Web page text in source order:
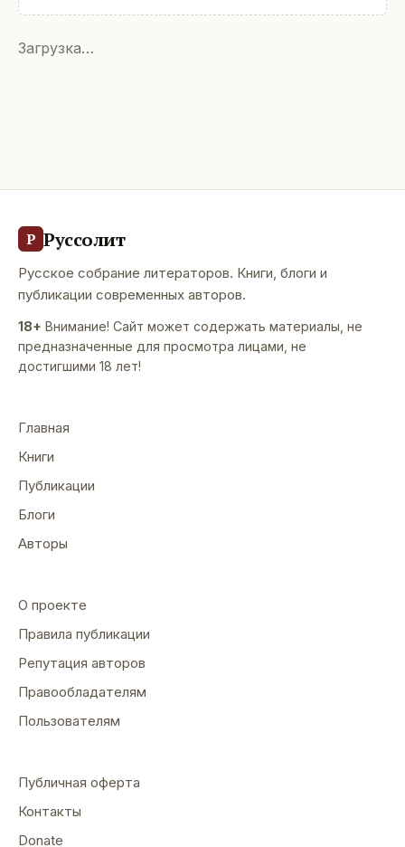
Загрузка…
Р Руссолит
Русское собрание литераторов. Книги, блоги и
публикации современных авторов.
18+ Внимание! Сайт может содержать материалы, не
предназначенные для просмотра лицами, не
достигшими 18 лет!
Главная
Книги
Публикации
Блоги
Авторы
О проекте
Правила публикации
Репутация авторов
Правообладателям
Пользователям
Публичная оферта
Контакты
Donate